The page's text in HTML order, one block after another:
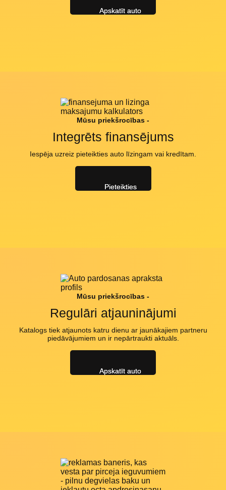
Mūsu priekšrocības -
Integrēts finansējums
Iespēja uzreiz pieteikties auto līzingam vai kredītam.
Mūsu priekšrocības -
Regulāri atjauninājumi
Katalogs tiek atjaunots katru dienu ar jaunākajiem partneru
piedāvājumiem un ir nepārtraukti aktuāls.